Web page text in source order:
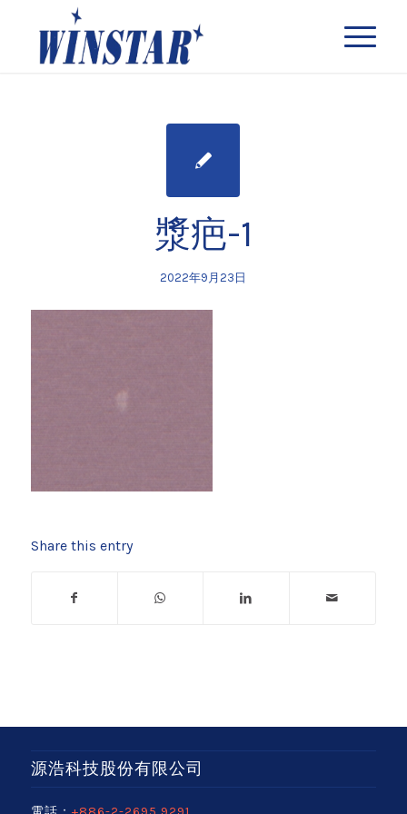
漿疤-1
2022年9月23日
Share this entry
源浩科技股份有限公司